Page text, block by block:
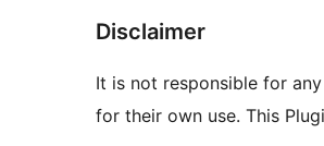
Disclaimer
It is not responsible for
for their own use. This